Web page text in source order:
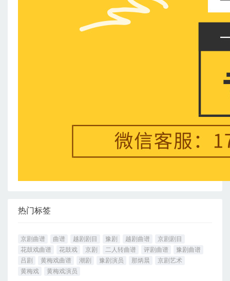
热门标签
京剧曲谱 曲谱 越剧剧目 豫剧 越剧曲谱
京剧剧目
花鼓戏曲谱
花鼓戏 京剧 二人转曲谱 评剧曲谱
豫剧曲谱
吕剧
黄梅戏曲谱 潮剧 豫剧演员 那炳晨
京剧艺术
黄梅戏
黄梅戏演员